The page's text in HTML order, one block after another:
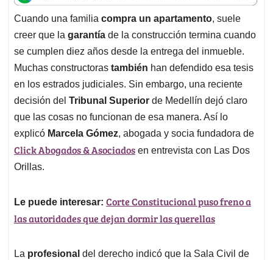
t
s
A
p
p
e
b
o
o
k
k
e
d
I
n
i
l
e
a
d
s
Cuando una familia compra un apartamento, suele
creer que la garantía de la construcción termina cuando
se cumplen diez años desde la entrega del inmueble.
Muchas constructoras también han defendido esa tesis
en los estrados judiciales. Sin embargo, una reciente
decisión del Tribunal Superior de Medellín dejó claro
que las cosas no funcionan de esa manera. Así lo
explicó Marcela Gómez, abogada y socia fundadora de
Click Abogados & Asociados en entrevista con Las Dos
Orillas.
Le puede interesar: Corte Constitucional puso freno a
las autoridades que dejan dormir las querellas
La profesional del derecho indicó que la Sala Civil de